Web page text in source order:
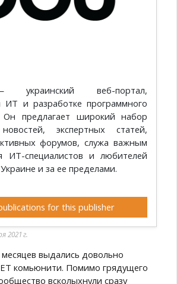
веб-портал,
ИТ и разработке программного
Он предлагает широкий набор
экспертных статей,
форумов, служа важным
ИТ-специалистов и любителей
и за ее пределами.
for this publisher
2021 г.
выдались довольно
комьюнити. Помимо грядущего
всколыхнули сразу